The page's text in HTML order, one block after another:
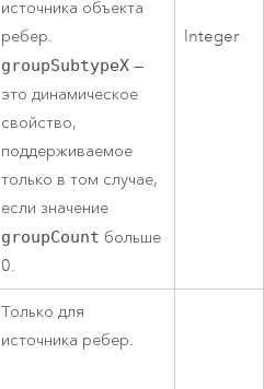
источника объекта
ребер.
groupSubtypeX —
это динамическое
свойство,
поддерживаемое
только в том случае,
если значение
groupCount больше
0.
Integer
Только для
источника ребер.